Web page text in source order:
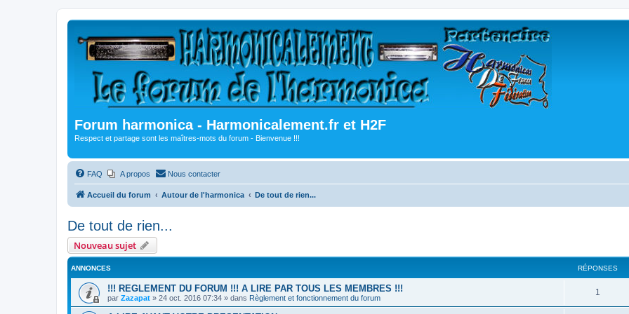
Forum harmonica - Harmonicalement.fr et H2F
Respect et partage sont les maîtres-mots du forum - Bienvenue !!!
FAQ A propos Nous contacter
Accueil du forum Autour de l'harmonica De tout de rien...
De tout de rien...
Nouveau sujet
ANNONCES RÉPONSES
!!! REGLEMENT DU FORUM !!! A LIRE PAR TOUS LES MEMBRES !!!
par Zazapat » 24 oct. 2016 07:34 » dans Règlement et fonctionnement du forum
1